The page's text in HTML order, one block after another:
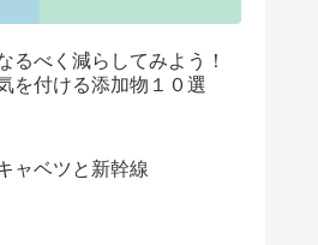
るべく減らしてみよう！
を付ける添加物１０選
ャベツと新幹線